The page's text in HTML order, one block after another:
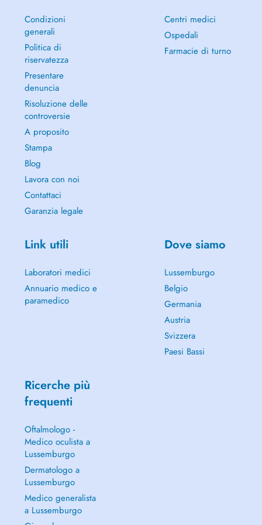
komplexer Probleme wie Trauer, Verlust, depressive Stimmungen,
Angst und Trauma zu unterstützen. Mein Ziel ist es, ein sicheres und
unterstützendes Umfeld zu schaffen, in dem Sie Ihre Gedanken und
Gefühle erkunden, die zugrunde liegenden Ursachen Ihres
Unbehagens verstehen und effektive Strategien für Veränderungen
entwickeln können. Ob Sie nun mit einem spezifischen Problem
kämpfen oder persönliches Wachstum anstreben, ich bin hier, um Sie
auf Ihrem Weg zu größerem Wohlbefinden und Erfüllung zu
unterstützen.
Condizioni
generali
Politica di
riservatezza
Presentare
denuncia
Risoluzione delle
controversie
A proposito
Stampa
Blog
Lavora con noi
Contattaci
Garanzia legale
Centri medici
Ospedali
Farmacie di turno
Link utili
Laboratori medici
Annuario medico e
paramedico
Dove siamo
Lussemburgo
Belgio
Germania
Austria
Svizzera
Paesi Bassi
Ricerche più
frequenti
Oftalmologo -
Medico oculista a
Lussemburgo
Dermatologo a
Lussemburgo
Medico generalista
a Lussemburgo